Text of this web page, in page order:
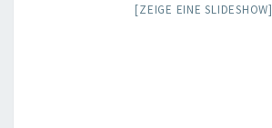
[ZEIGE EINE SLIDESHOW]